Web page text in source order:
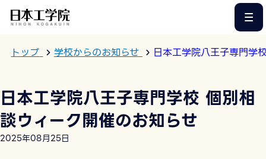
トップ 学校からのお知らせ 日本工学院八王子専門学
日本工学院八王子専門学校 個別相
談ウィーク開催のお知らせ
2025年08月25日